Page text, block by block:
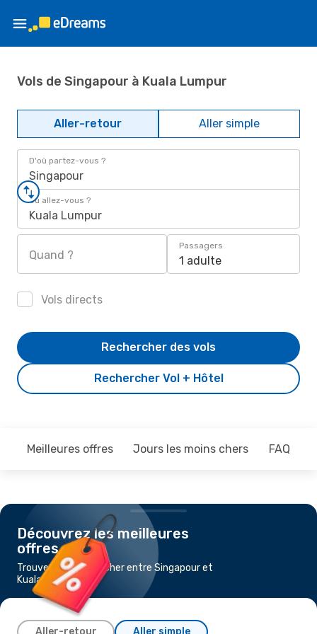
Vols de Singapour à Kuala Lumpur
Aller-retour Aller simple
D'où partez-vous ?
Singapour
Où allez-vous ?
Kuala Lumpur
Quand ?
Passagers
1 adulte
Vols directs
Rechercher Vol + Hôtel
Rechercher des vols
Meilleures offres Jours les moins chers FAQ
Découvrez les meilleures
offres
Trouvez un vol pas cher entre Singapour et
Kuala Lumpur
Aller-retour Aller simple